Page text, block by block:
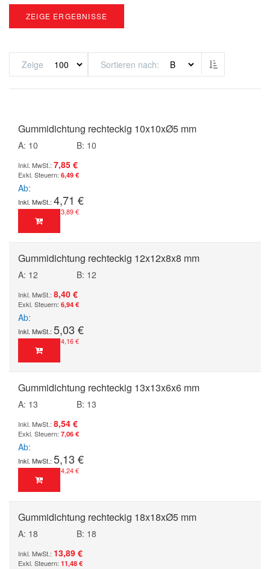
ZEIGE ERGEBNISSE
Zeige Sortieren nach Absteigend
Gummidichtung rechteckig 10x10xØ5 mm
A: 10
B: 10
7,85 €
6,49 €
Ab
4,71 €
3,89 €
Gummidichtung rechteckig 12x12x8x8 mm
A: 12
B: 12
8,40 €
6,94 €
Ab
5,03 €
4,16 €
Gummidichtung rechteckig 13x13x6x6 mm
A: 13
B: 13
8,54 €
7,06 €
Ab
5,13 €
4,24 €
Gummidichtung rechteckig 18x18xØ5 mm
A: 18
B: 18
13,89 €
11,48 €